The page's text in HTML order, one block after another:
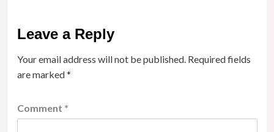
Leave a Reply
Your email address will not be published. Required fields
are marked*
Comment *